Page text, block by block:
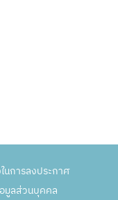
นการลงประกาศ
มูลส่วนบุคคล